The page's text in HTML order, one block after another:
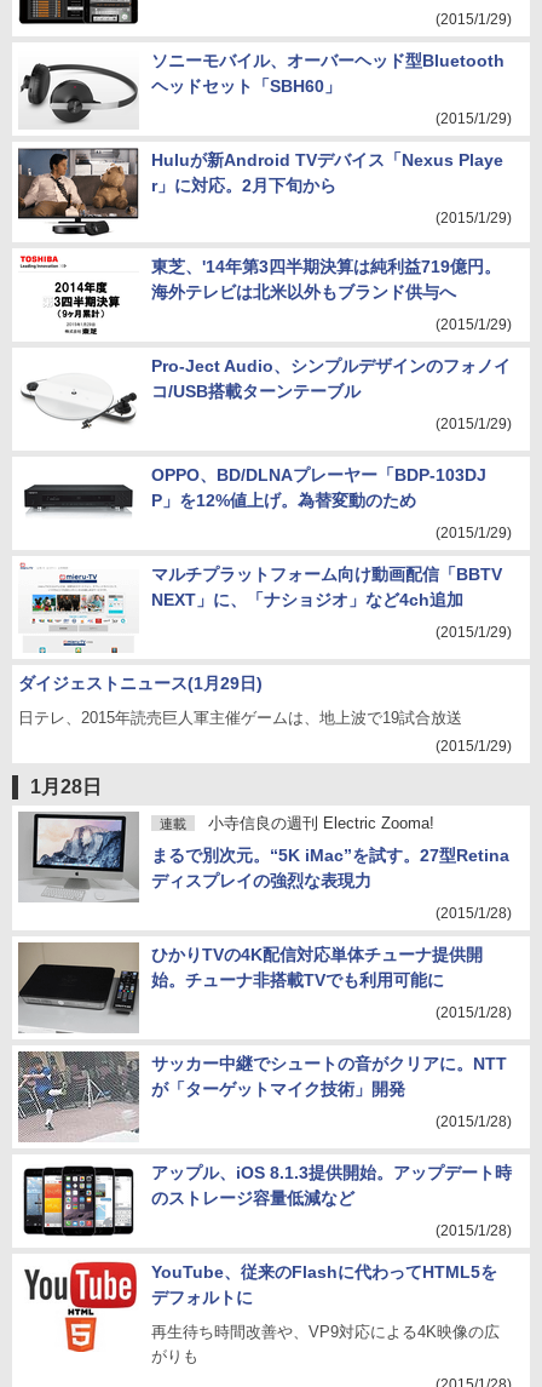
(2015/1/29)
ソニーモバイル、オーバーヘッド型Bluetooth
ヘッドセット「SBH60」
(2015/1/29)
Huluが新Android TVデバイス「Nexus Playe
r」に対応。2月下旬から
(2015/1/29)
東芝、'14年第3四半期決算は純利益719億円。
海外テレビは北米以外もブランド供与へ
(2015/1/29)
Pro-Ject Audio、シンプルデザインのフォノイ
コ/USB搭載ターンテーブル
(2015/1/29)
OPPO、BD/DLNAプレーヤー「BDP-103DJ
P」を12%値上げ。為替変動のため
(2015/1/29)
マルチプラットフォーム向け動画配信「BBTV
NEXT」に、「ナショジオ」など4ch追加
(2015/1/29)
ダイジェストニュース(1月29日)
日テレ、2015年読売巨人軍主催ゲームは、地上波で19試合放送
(2015/1/29)
1月28日
連載 小寺信良の週刊 Electric Zooma!
まるで別次元。“5K iMac”を試す。27型Retina
ディスプレイの強烈な表現力
(2015/1/28)
ひかりTVの4K配信対応単体チューナ提供開
始。チューナ非搭載TVでも利用可能に
(2015/1/28)
サッカー中継でシュートの音がクリアに。NTT
が「ターゲットマイク技術」開発
(2015/1/28)
アップル、iOS 8.1.3提供開始。アップデート時
のストレージ容量低減など
(2015/1/28)
YouTube、従来のFlashに代わってHTML5を
デフォルトに
再生待ち時間改善や、VP9対応による4K映像の広
がりも